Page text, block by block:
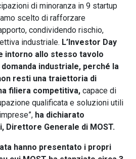
di minoranza in 9 startup
scelto di rafforzare
condividendo rischio,
industriale. L’Investor Day
intorno allo stesso tavolo
industriale, perché la
resti una traiettoria di
filiera competitiva, capace di
qualificata e soluzioni utili
ha dichiarato
Direttore Generale di MOST.
hanno presentato i propri